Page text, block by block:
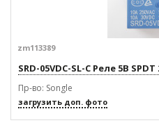
zm113389
SRD-05VDC-SL-C Реле 5В
Пр-во: Songle
загрузить доп. фото